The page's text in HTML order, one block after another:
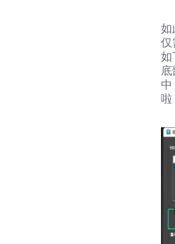
如
仅
如
中
啦